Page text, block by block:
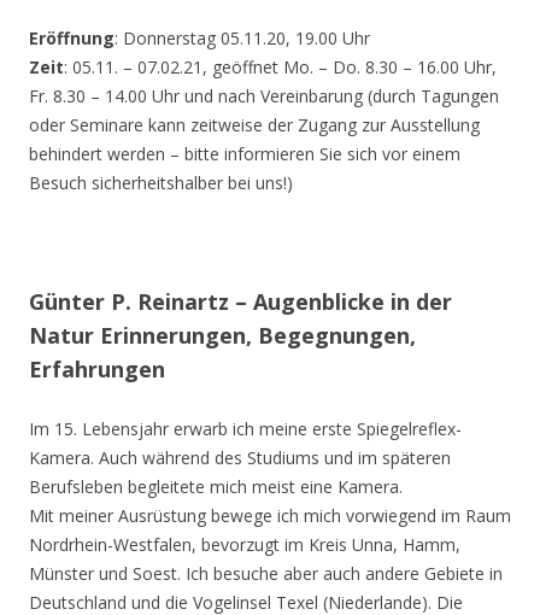
Eröffnung: Donnerstag 05.11.20, 19.00 Uhr
Zeit: 05.11. – 07.02.21, geöffnet Mo. – Do. 8.30 – 16.00 Uhr,
Fr. 8.30 – 14.00 Uhr und nach Vereinbarung (durch Tagungen
oder Seminare kann zeitweise der Zugang zur Ausstellung
behindert werden – bitte informieren Sie sich vor einem
Besuch sicherheitshalber bei uns!)
Günter P. Reinartz – Augenblicke in der
Natur Erinnerungen, Begegnungen,
Erfahrungen
Im 15. Lebensjahr erwarb ich meine erste Spiegelreflex-
Kamera. Auch während des Studiums und im späteren
Berufsleben begleitete mich meist eine Kamera.
Mit meiner Ausrüstung bewege ich mich vorwiegend im Raum
Nordrhein-Westfalen, bevorzugt im Kreis Unna, Hamm,
Münster und Soest. Ich besuche aber auch andere Gebiete in
Deutschland und die Vogelinsel Texel (Niederlande). Die